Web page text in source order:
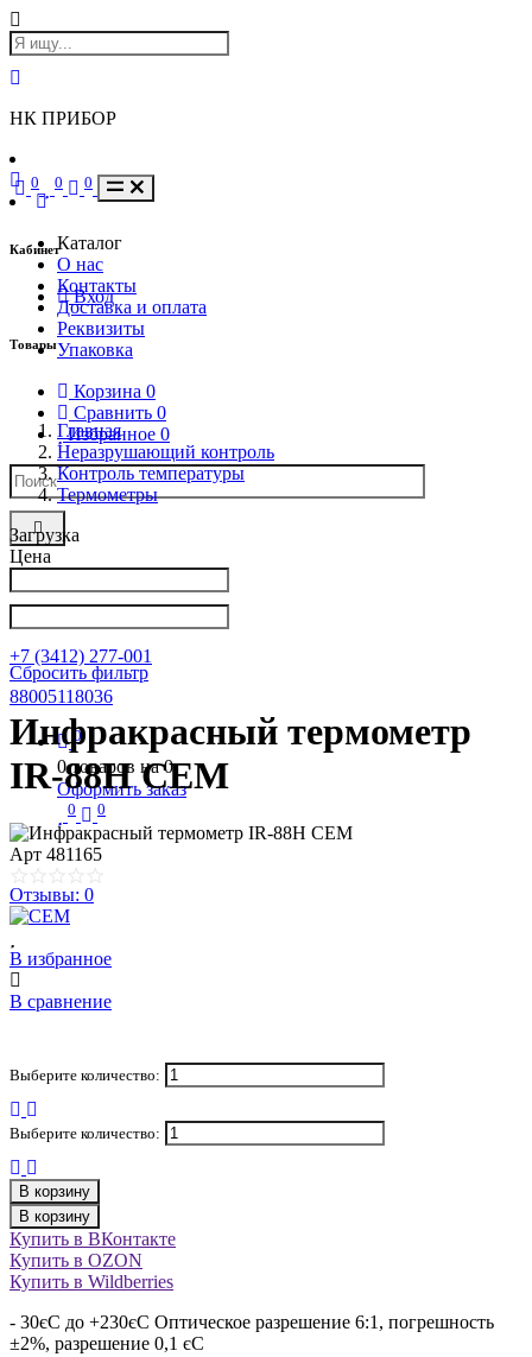
НК ПРИБОР
Кабинет
Вход
Товары
Корзина 0
Сравнить 0
Избранное 0
Написать в Телеграм
+7 (3412) 277-001
88005118036
0
0 товаров на0
Оформить заказ
0 0
0 0 0
Каталог
О нас
Контакты
Доставка и оплата
Реквизиты
Упаковка
Главная
Неразрушающий контроль
Контроль температуры
Термометры
Загрузка
Цена
Сбросить фильтр
Инфракрасный термометр
IR-88H CEM
Арт 481165
Отзывы: 0
В избранное
В сравнение
Выберите количество:
Выберите количество:
В корзину
В корзину
Купить в ВКонтакте
Купить в OZON
Купить в Wildberries
- 30єC до +230єC Оптическое разрешение 6:1, погрешность
±2%, разрешение 0,1 єC